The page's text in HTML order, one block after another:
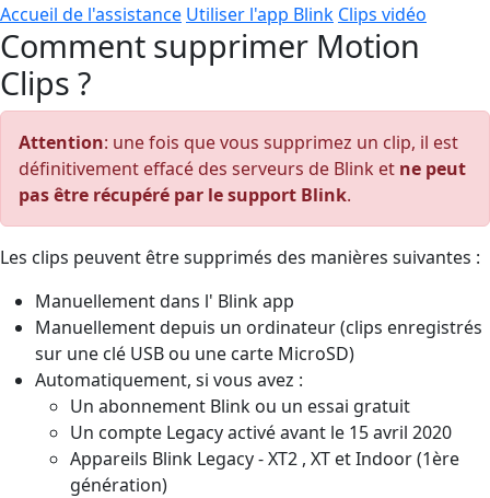
Accueil de l'assistance Utiliser l'app Blink Clips vidéo
Comment supprimer Motion
Clips ?
Attention: une fois que vous supprimez un clip, il est
définitivement effacé des serveurs de Blink et ne peut
pas être récupéré par le support Blink.
Les clips peuvent être supprimés des manières suivantes :
Manuellement dans l' Blink app
Manuellement depuis un ordinateur (clips enregistrés
sur une clé USB ou une carte MicroSD)
Automatiquement, si vous avez :
Un abonnement Blink ou un essai gratuit
Un compte Legacy activé avant le 15 avril 2020
Appareils Blink Legacy - XT2 , XT et Indoor (1ère
génération)